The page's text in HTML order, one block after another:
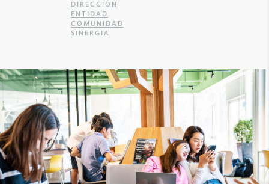
DIRECCIÓN
ENTIDAD
COMUNIDAD
SINERGIA